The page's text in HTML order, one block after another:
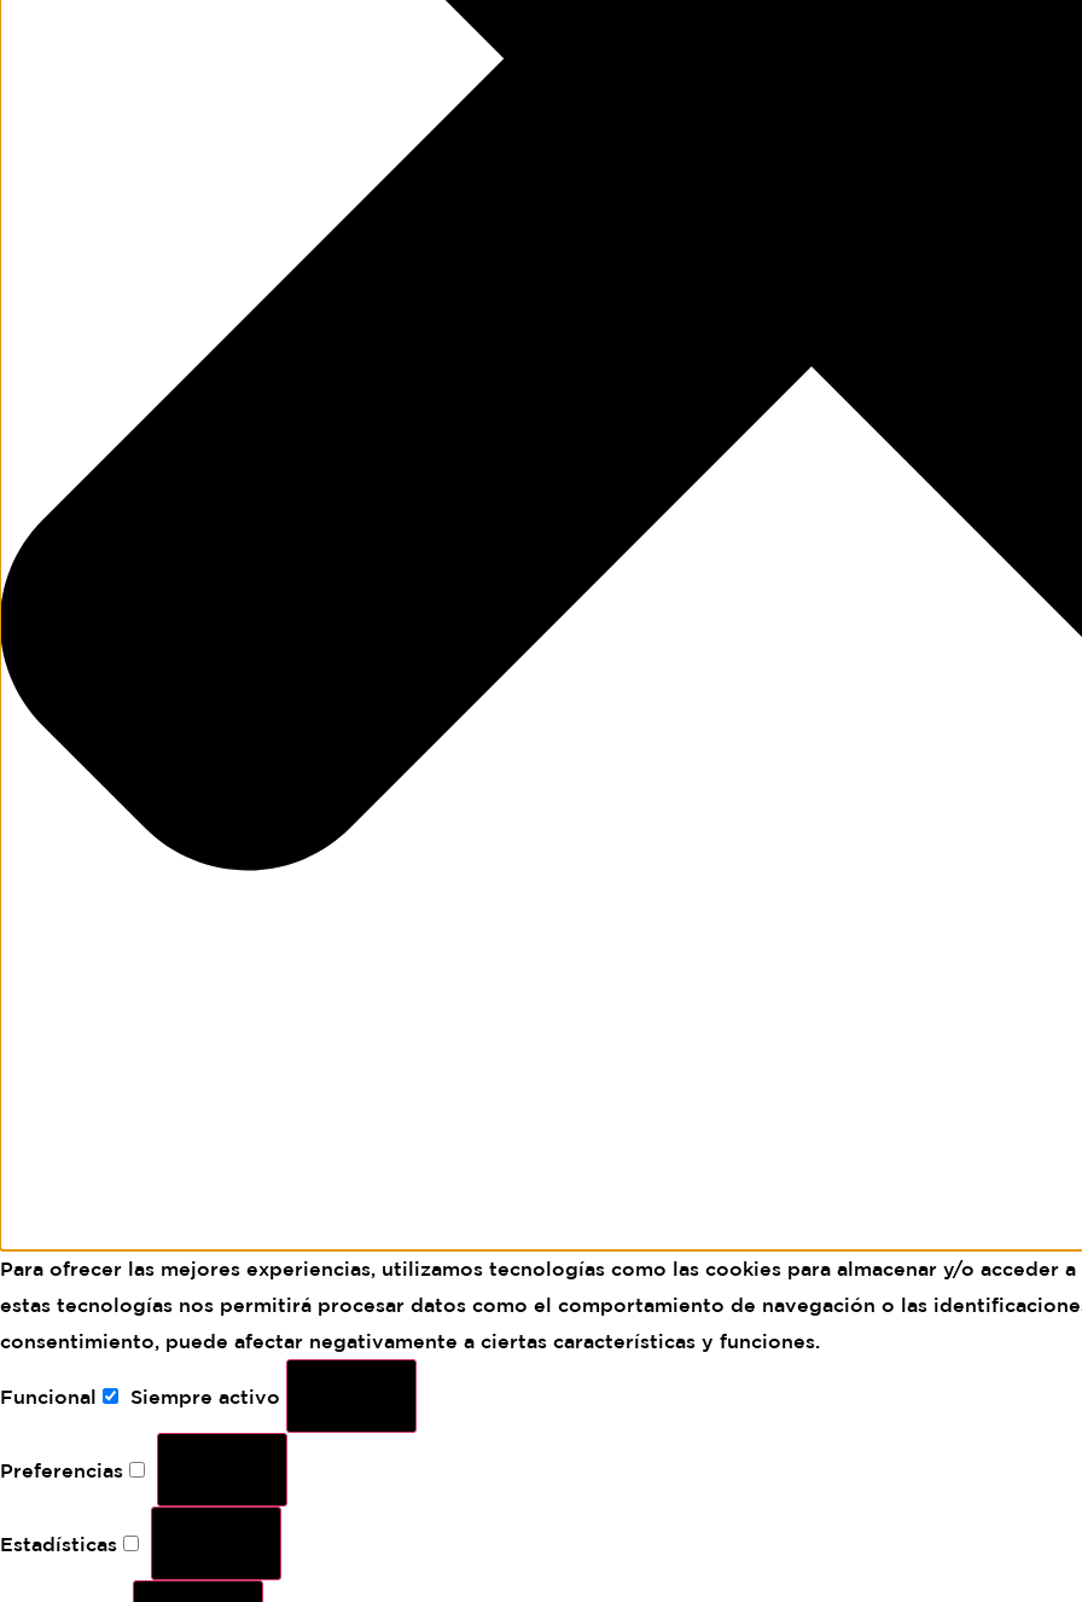
Para ofrecer las mejores experiencias, utilizamos tecnologías como las cookies para almacenar y/o
estas tecnologías nos permitirá procesar datos como el comportamiento de navegación o las
consentimiento, puede afectar negativamente a ciertas características y funciones.
Funcional Siempre activo
Preferencias
Estadísticas